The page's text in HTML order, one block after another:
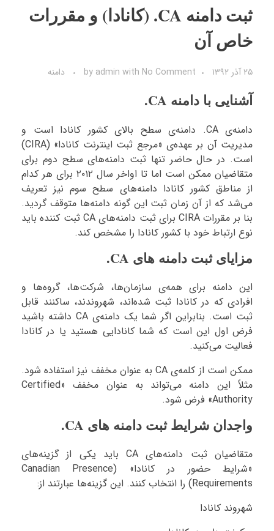
ثبت دامنه CA. (کانادا) و مقررات
خاص آن
۲۵ آذر ۱۳۹۲ by admin with No Comment دامنه
آشنایی با دامنه CA.
دامنه‌ی CA. دامنه‌ی سطح بالای کشور کانادا است و
مدیریت آن بر عهده‌ی «مرجع ثبت اینترنت کانادا» (CIRA)
است. در حال حاضر تنها ثبت دامنه‌های سطح دوم برای
متقاضیان ممکن است اما تا اواخر سال ۲۰۱۲ برای هر کدام
از مناطق کشور کانادا دامنه‌های سطح سوم نیز تعریف
می‌شد که از آن زمان ثبت این گونه دامنه‌ها متوقف گردید.
بنا بر مقررات CIRA برای ثبت دامنه‌های CA ثبت کننده باید
نوع ارتباط خود با کشور کانادا را مشخص کند.
مزایای ثبت دامنه های CA.
این دامنه برای همه‌ی سازمان‌ها، شرکت‌ها، گروه‌ها و
افرادی که در کانادا ثبت شده‌اند، شهروندند، ساکنند قابل
ثبت است. بنابراین اگر شما یک دامنه‌ی CA داشته باشید
فرض اول این است که شما کانادایی هستید یا در کانادا
فعالیت می‌کنید.
ممکن است از کلمه‌ی CA به عنوان مخفف نیز استفاده شود.
مثلاً این دامنه می‌تواند به عنوان مخفف «Certified
Authority» فرض شود.
واجدان شرایط ثبت دامنه های CA.
متقاضیان ثبت دامنه‌های CA باید یکی از گزینه‌های
«شرایط حضور در کانادا» (Canadian Presence
Requirements) را انتخاب کنند. این گزینه‌ها عبارتند از:
شهروند کانادا